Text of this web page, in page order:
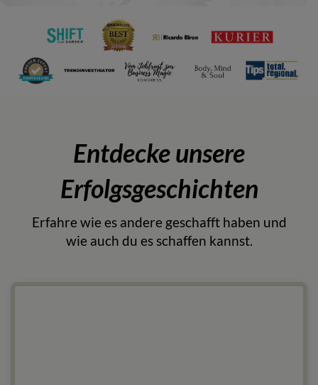
Entdecke unsere
Erfolgsgeschichten
Erfahre wie es andere geschafft haben und
wie auch du es schaffen kannst.